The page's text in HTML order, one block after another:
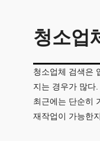
청소업
청소업체 검색은
지는 경우가 많다.
최근에는 단순히
재작업이 가능한